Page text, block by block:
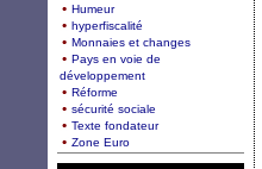
Humeur
hyperfiscalité
Monnaies et changes
Pays en voie de
développement
Réforme
sécurité sociale
Texte fondateur
Zone Euro